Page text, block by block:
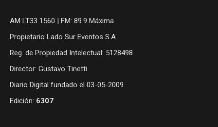
AM LT33 1560 | FM: 89.9 Máxima
Propietario Lado Sur Eventos S.A
Reg. de Propiedad Intelectual: 5128498
Director: Gustavo Tinetti
Diario Digital fundado el 03-05-2009
Edición: 6307